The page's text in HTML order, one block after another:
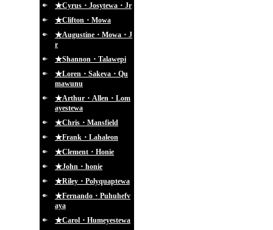
★Cyrus・Josytewa・Jr
★Clifton・Mowa
★Augustine・Mowa・J
r
★Shannon・Talawepi
★Loren・Sakeva・Qu
mawunu
★Arthur・Allen・Lom
ayestewa
★Chris・Mansfield
★Frank・Lahaleon
★Clement・Honie
★John・honie
★Riley・Polyquaptewa
★Fernando・Puhuhefv
aya
★Carol・Humeyestewa